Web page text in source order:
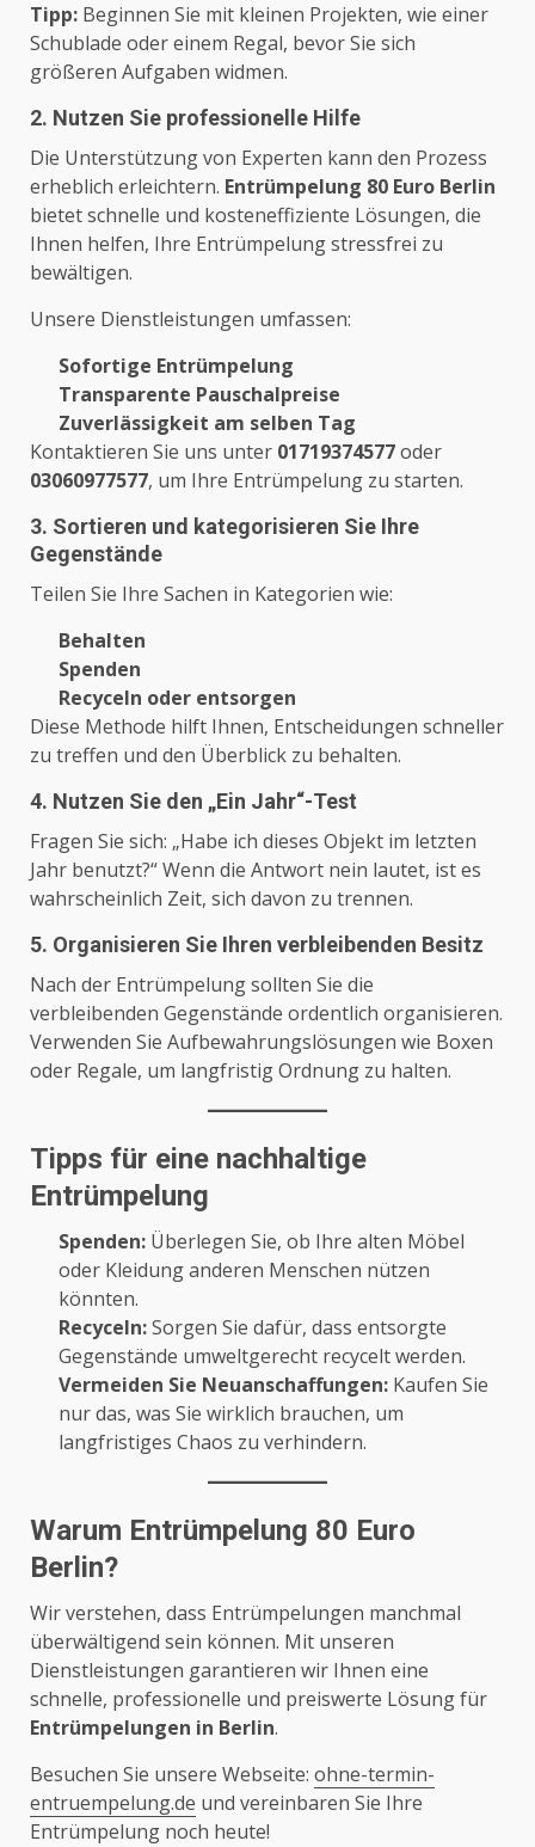
Tipp: Beginnen Sie mit kleinen Projekten, wie einer
Schublade oder einem Regal, bevor Sie sich
größeren Aufgaben widmen.
2. Nutzen Sie professionelle Hilfe
Die Unterstützung von Experten kann den Prozess
erheblich erleichtern. Entrümpelung 80 Euro Berlin
bietet schnelle und kosteneffiziente Lösungen, die
Ihnen helfen, Ihre Entrümpelung stressfrei zu
bewältigen.
Unsere Dienstleistungen umfassen:
Sofortige Entrümpelung
Transparente Pauschalpreise
Zuverlässigkeit am selben Tag
Kontaktieren Sie uns unter 01719374577oder
03060977577, um Ihre Entrümpelung zu starten.
3. Sortieren und kategorisieren Sie Ihre
Gegenstände
Teilen Sie Ihre Sachen in Kategorien wie:
Behalten
Spenden
Recyceln oder entsorgen
Diese Methode hilft Ihnen, Entscheidungen schneller
zu treffen und den Überblick zu behalten.
4. Nutzen Sie den „Ein Jahr“-Test
Fragen Sie sich: „Habe ich dieses Objekt im letzten
Jahr benutzt?“ Wenn die Antwort nein lautet, ist es
wahrscheinlich Zeit, sich davon zu trennen.
5. Organisieren Sie Ihren verbleibenden Besitz
Nach der Entrümpelung sollten Sie die
verbleibenden Gegenstände ordentlich organisieren.
Verwenden Sie Aufbewahrungslösungen wie Boxen
oder Regale, um langfristig Ordnung zu halten.
Tipps für eine nachhaltige
Entrümpelung
Spenden: Überlegen Sie, ob Ihre alten Möbel
oder Kleidung anderen Menschen nützen
könnten.
Recyceln:Sorgen Sie dafür, dass entsorgte
Gegenstände umweltgerecht recycelt werden.
Vermeiden Sie Neuanschaffungen: Kaufen Sie
nur das, was Sie wirklich brauchen, um
langfristiges Chaos zu verhindern.
Warum Entrümpelung 80 Euro
Berlin?
Wir verstehen, dass Entrümpelungen manchmal
überwältigend sein können. Mit unseren
Dienstleistungen garantieren wir Ihnen eine
schnelle, professionelle und preiswerte Lösung für
Entrümpelungen in Berlin.
Besuchen Sie unsere Webseite: ohne-termin-
entruempelung.de und vereinbaren Sie Ihre
Entrümpelung noch heute!